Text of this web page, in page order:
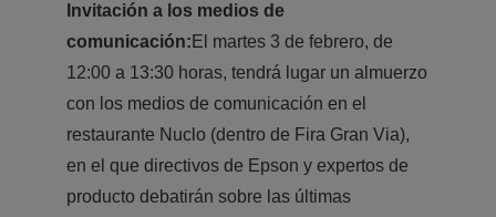
Invitación a los medios de
comunicación: El martes 3 de febrero, de
12:00 a 13:30 horas, tendrá lugar un almuerzo
con los medios de comunicación en el
restaurante Nuclo (dentro de Fira Gran Via),
en el que directivos de Epson y expertos de
producto debatirán sobre las últimas